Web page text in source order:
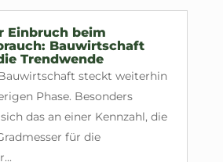
Einbruch beim
Bauwirtschaft
Trendwende
steckt weiterhin
Phase. Besonders
das an einer Kennzahl, die
für die